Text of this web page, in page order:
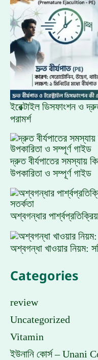
ইরেক্টাইল ডিসফাংশন ও
পরামর্শ
দ্রুত বীর্যপাতের সমস্যায়
উপকারিতা ও সম্পূর্ণ গাইড
অশ্বগন্ধার
অশ্বগন্ধা খাওয়ার নিয়ম:
Categories
review
Uncategorized
Vitamin
ইউনানি কোর্স – Unani